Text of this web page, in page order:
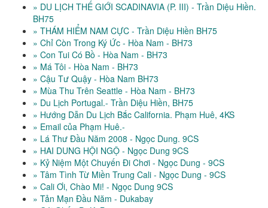
» DU LỊCH THẾ GIỚI SCADINAVIA (P. III) - Trần Diệu Hiền.
BH75
» THÁM HIỂM NAM CỰC - Trần Diệu Hiền BH75
» Chỉ Còn Trong Ký Ức - Hòa Nam - BH73
» Con Tui Có Bồ - Hòa Nam - BH73
» Má Tôi - Hòa Nam - BH73
» Cậu Tư Quậy - Hòa Nam BH73
» Mùa Thu Trên Seattle - Hòa Nam - BH73
» Du Lịch Portugal.- Trần Diệu Hiền, BH75
» Hướng Dẫn Du Lịch Bắc California. Phạm Huê, 4KS
» Email của Phạm Huê.-
» Lá Thư Đầu Năm 2008 - Ngọc Dung. 9CS
» HAI DUNG HỘI NGỘ - Ngọc Dung 9CS
» Kỷ Niệm Một Chuyến Đi Chơi - Ngọc Dung - 9CS
» Tâm Tình Từ Miền Trung Cali - Ngọc Dung - 9CS
» Cali Ơi, Chào Mi! - Ngọc Dung 9CS
» Tản Mạn Đầu Năm - Dukabay